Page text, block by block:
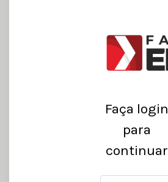
Faça login
para
continuar